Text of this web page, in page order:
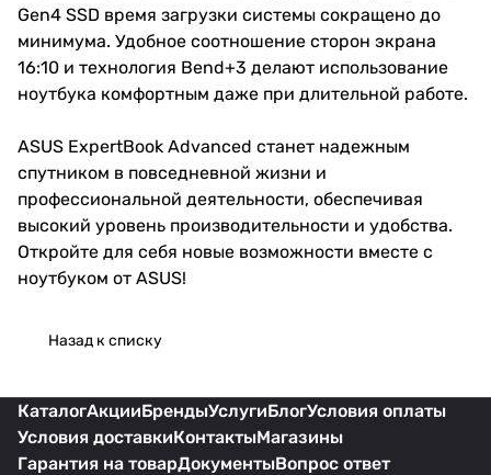
Gen4 SSD время загрузки системы сокращено до
минимума. Удобное соотношение сторон экрана
16:10 и технология Bend+3 делают использование
ноутбука комфортным даже при длительной работе.
ASUS ExpertBook Advanced станет надежным
спутником в повседневной жизни и
профессиональной деятельности, обеспечивая
высокий уровень производительности и удобства.
Откройте для себя новые возможности вместе с
ноутбуком от ASUS!
Назад к списку
КаталогАкцииБрендыУслугиБлогУсловия оплаты
Условия доставкиКонтактыМагазины
Гарантия на товарДокументыВопрос ответ